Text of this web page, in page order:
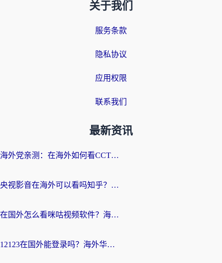
关于我们
服务条款
隐私协议
应用权限
联系我们
最新资讯
海外党亲测：在海外如何看CCTV？告别“仅限大陆播放”的实用指南
央视影音在海外可以看吗知乎？留学生亲测：3步解决地域限制+追剧自由
在国外怎么看咪咕视频软件？海外党亲测有效的回国加速方案
12123在国外能登录吗？海外华人必看的回国加速实用指南